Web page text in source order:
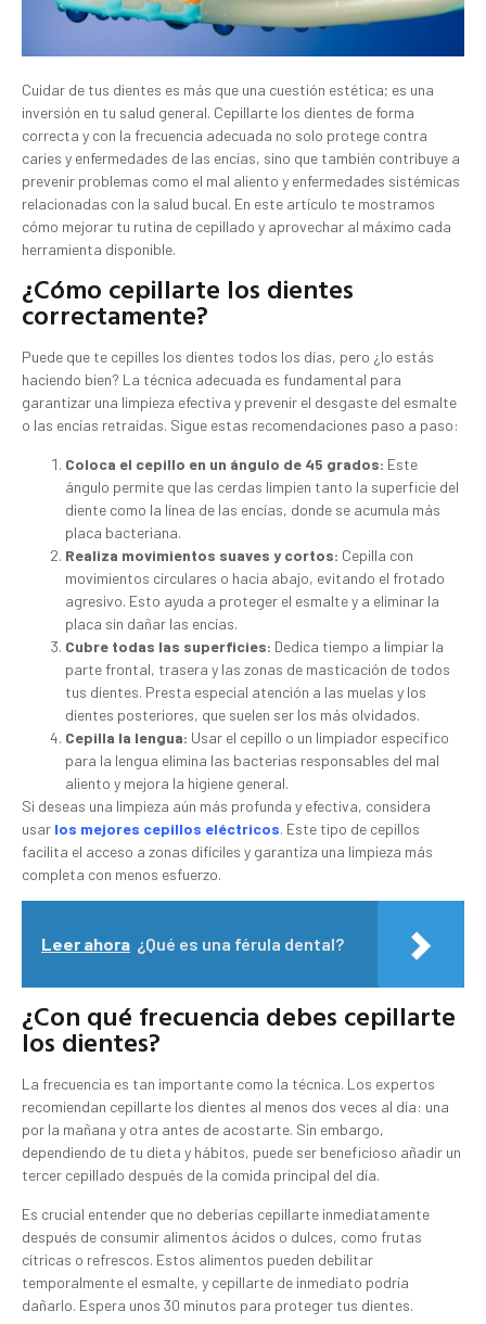
Cuidar de tus dientes es más que una cuestión estética; es una
inversión en tu salud general. Cepillarte los dientes de forma
correcta y con la frecuencia adecuada no solo protege contra
caries y enfermedades de las encías, sino que también contribuye a
prevenir problemas como el mal aliento y enfermedades sistémicas
relacionadas con la salud bucal. En este artículo te mostramos
cómo mejorar tu rutina de cepillado y aprovechar al máximo cada
herramienta disponible.
¿Cómo cepillarte los dientes
correctamente?
Puede que te cepilles los dientes todos los días, pero ¿lo estás
haciendo bien? La técnica adecuada es fundamental para
garantizar una limpieza efectiva y prevenir el desgaste del esmalte
o las encías retraídas. Sigue estas recomendaciones paso a paso:
Coloca el cepillo en un ángulo de 45 grados: Este
ángulo permite que las cerdas limpien tanto la superficie del
diente como la línea de las encías, donde se acumula más
placa bacteriana.
Realiza movimientos suaves y cortos: Cepilla con
movimientos circulares o hacia abajo, evitando el frotado
agresivo. Esto ayuda a proteger el esmalte y a eliminar la
placa sin dañar las encías.
Cubre todas las superficies: Dedica tiempo a limpiar la
parte frontal, trasera y las zonas de masticación de todos
tus dientes. Presta especial atención a las muelas y los
dientes posteriores, que suelen ser los más olvidados.
Cepilla la lengua: Usar el cepillo o un limpiador específico
para la lengua elimina las bacterias responsables del mal
aliento y mejora la higiene general.
Si deseas una limpieza aún más profunda y efectiva, considera
usar los mejores cepillos eléctricos. Este tipo de cepillos
facilita el acceso a zonas difíciles y garantiza una limpieza más
completa con menos esfuerzo.
Leer ahora ¿Qué es una férula dental?
¿Con qué frecuencia debes cepillarte
los dientes?
La frecuencia es tan importante como la técnica. Los expertos
recomiendan cepillarte los dientes al menos dos veces al día: una
por la mañana y otra antes de acostarte. Sin embargo,
dependiendo de tu dieta y hábitos, puede ser beneficioso añadir un
tercer cepillado después de la comida principal del día.
Es crucial entender que no deberías cepillarte inmediatamente
después de consumir alimentos ácidos o dulces, como frutas
cítricas o refrescos. Estos alimentos pueden debilitar
temporalmente el esmalte, y cepillarte de inmediato podría
dañarlo. Espera unos 30 minutos para proteger tus dientes.